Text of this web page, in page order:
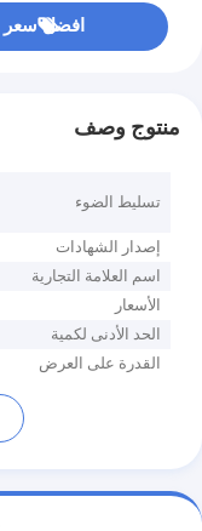
افضل سعر
منتوج وصف
تسليط الضوء
إصدار الشهادات
اسم العلامة التجارية
الأسعار
الحد الأدنى لكمية
القدرة على العرض